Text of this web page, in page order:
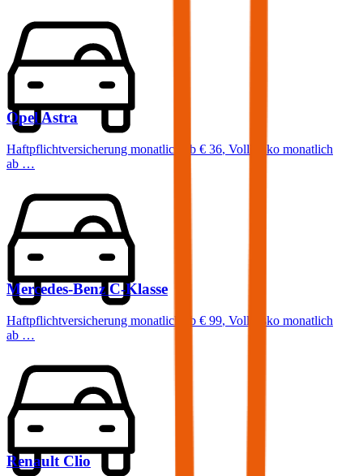
Opel Astra
Haftpflichtversicherung monatlich ab € 36, Vollkasko monatlich
ab …
Mercedes-Benz C-Klasse
Haftpflichtversicherung monatlich ab € 99, Vollkasko monatlich
ab …
Renault Clio